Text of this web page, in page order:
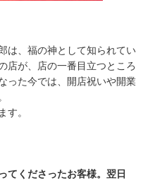
は、福の神として知られてい
店が、店の一番目立つところ
った今では、開店祝いや開業
す。
てくださったお客様。翌日